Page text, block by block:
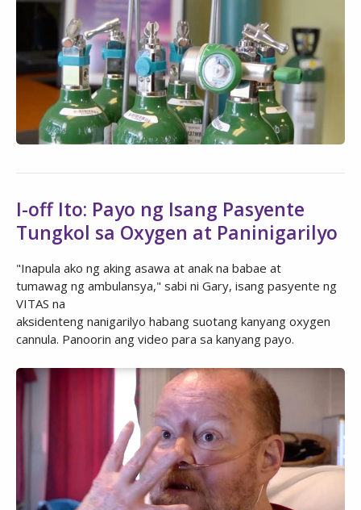
I-off Ito: Payo ng Isang Pasyente
Tungkol sa Oxygen at Paninigarilyo
"Inapula ako ng aking asawa at anak na babae at
tumawag ng ambulansya," sabi ni Gary, isang pasyente ng
VITAS na
aksidenteng nanigarilyo habang suotang kanyang oxygen
cannula. Panoorin ang video para sa kanyang payo.